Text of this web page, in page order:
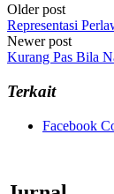
Older post
Representasi
Newer post
Kurang Pas Bila
Terkait
Facebook